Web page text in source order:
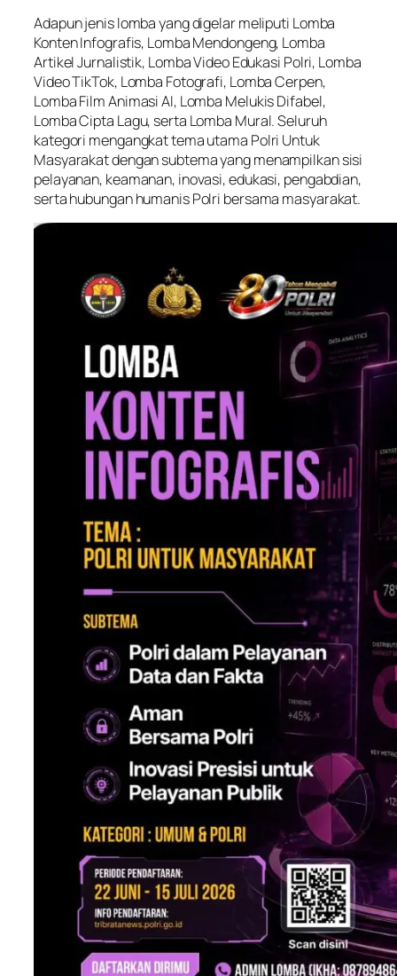
Adapun jenis lomba yang digelar meliputi Lomba
Konten Infografis, Lomba Mendongeng, Lomba
Artikel Jurnalistik, Lomba Video Edukasi Polri, Lomba
Video TikTok, Lomba Fotografi, Lomba Cerpen,
Lomba Film Animasi AI, Lomba Melukis Difabel,
Lomba Cipta Lagu, serta Lomba Mural. Seluruh
kategori mengangkat tema utama Polri Untuk
Masyarakat dengan subtema yang menampilkan sisi
pelayanan, keamanan, inovasi, edukasi, pengabdian,
serta hubungan humanis Polri bersama masyarakat.